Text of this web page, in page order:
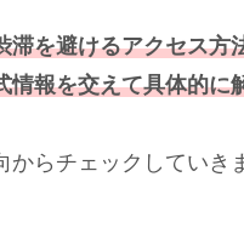
を避けるアクセス方
報を交えて具体的に
らチェックしていき